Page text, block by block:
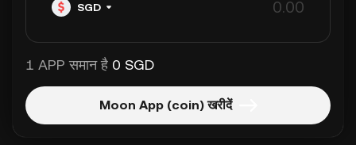
SGD
1 APP समान है 0 SGD
Moon App (coin) खरीदें